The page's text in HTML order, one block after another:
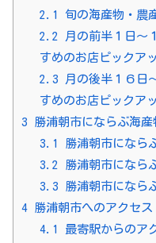
2.1
旬の海産物・農
2.2
月の前半１日～
すめのお店ピックア
2.3 月の後半１６日
すめのお店ピックア
3 勝浦朝市にならぶ海
3.1
勝浦朝市になら
3.2
勝浦朝市になら
3.3 勝浦朝市になら
4 勝浦朝市へのアクセス
4.1
最寄駅からのア